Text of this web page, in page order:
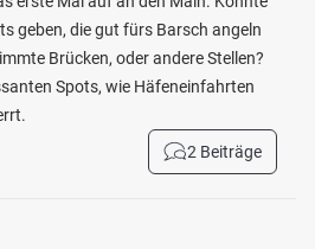
geben, die gut fürs Barsch angeln
Brücken, oder andere Stellen?
Spots, wie Häfeneinfahrten
2 Beiträge